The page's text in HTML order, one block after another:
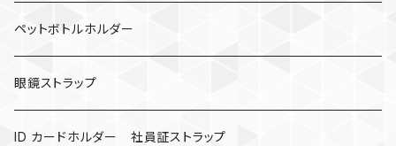
カウベル 熊鈴
昆虫
ミツバチ
AirTag
ペットボトルホルダー
眼鏡ストラップ
ID カードホルダー 社員証ストラップ